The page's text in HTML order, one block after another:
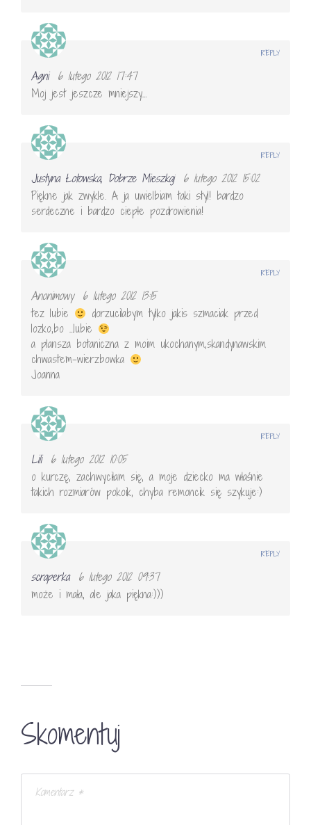
Agni
6 lutego 2012 17:47
Moj jest jeszcze mniejszy…
REPLY
Justyna Łotowska, Dobrze Mieszkaj
6 lutego 2012 15:02
Piękne jak zwykle. A ja uwielbiam taki styl! bardzo
serdeczne i bardzo ciepłe pozdrowienia!
REPLY
Anonimowy
6 lutego 2012 13:15
tez lubie
dorzucilabym tylko jakis szmaciak przed
lozko,bo …lubie
a plansza botaniczna z moim ukochanym,skandynawskim
chwastem-wierzbowka
Joanna
REPLY
Lili
6 lutego 2012 10:05
o kurczę, zachwyciłam się, a moje dziecko ma właśnie
takich rozmiarów pokoik, chyba remoncik się szykuje:)
REPLY
scraperka
6 lutego 2012 09:37
może i mała, ale jaka piękna:)))
REPLY
Skomentuj